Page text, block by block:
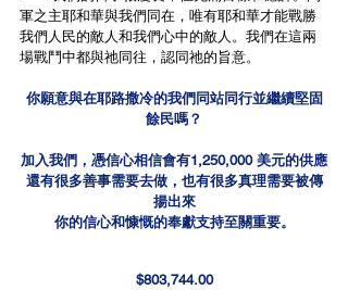
軍之主耶和華與我們同在，唯有耶和華才能戰勝
我們人民的敵人和我們心中的敵人。我們在這兩
場戰鬥中都與祂同往，認同祂的旨意。
你願意與在耶路撒冷的我們同站同行並繼續堅固
餘民嗎？
加入我們，憑信心相信會有1,250,000 美元的供應
還有很多善事需要去做，也有很多真理需要被傳
揚出來
你的信心和慷慨的奉獻支持至關重要。
$803,744.00